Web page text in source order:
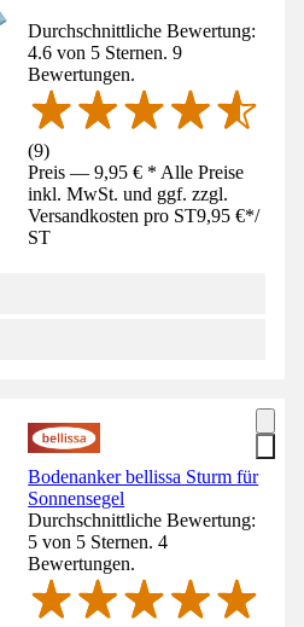
Durchschnittliche Bewertung:
4.6 von 5 Sternen. 9
Bewertungen.
(9)
Preis — 9,95 € * Alle Preise
inkl. MwSt. und ggf. zzgl.
Versandkosten pro ST9,95 €*/
ST
Bodenanker bellissa Sturm für
Sonnensegel
Durchschnittliche Bewertung:
5 von 5 Sternen. 4
Bewertungen.